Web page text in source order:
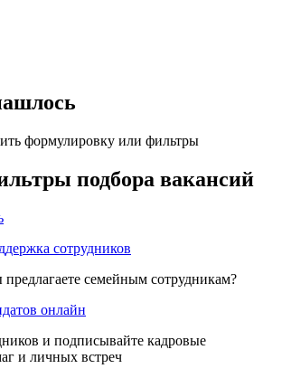
формулировку или фильтры
подбора вакансий
сотрудников
семейным сотрудникам?
онлайн
и подписывайте кадровые
и личных встреч